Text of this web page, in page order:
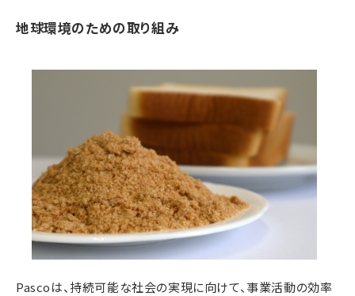
地球環境のための取り組み
Pascoは、持続可能な社会の実現に向けて、事業活動の効率